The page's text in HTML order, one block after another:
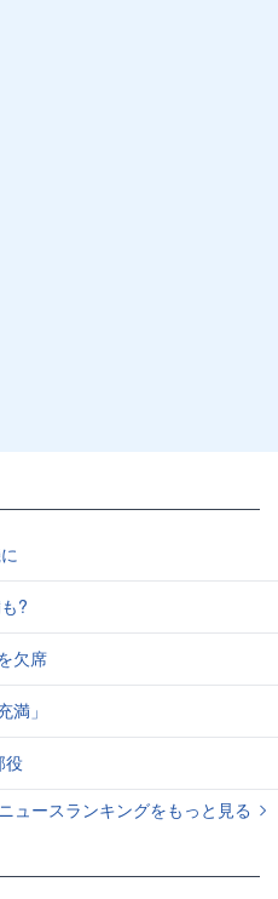
?
欠席
満」
役
ュースランキングをもっと見る